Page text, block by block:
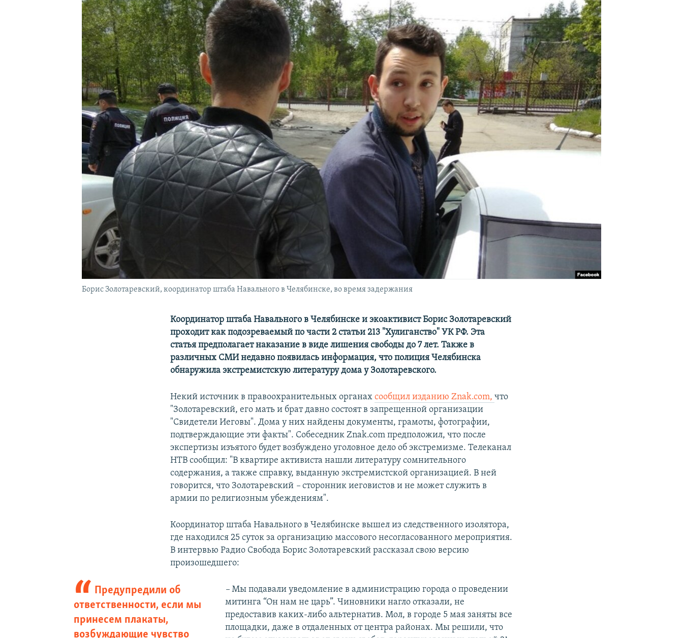
КРЫМ.НЕПОКОРЕННЫЙ
УКРАИНСКАЯ ПРОБЛЕМА КРЫМА
Борис Золотаревский, координатор штаба Навального в Челябинске, во время задержания
Координатор штаба Навального в Челябинске и экоактивист Борис Золотаревский
проходит как подозреваемый по части 2 статьи 213 "Хулиганство" УК РФ. Эта
статья предполагает наказание в виде лишения свободы до 7 лет. Также в
различных СМИ недавно появилась информация, что полиция Челябинска
обнаружила экстремистскую литературу дома у Золотаревского.
Некий источник в правоохранительных органахсообщил изданию Znak.com,что
"Золотаревский, его мать и брат давно состоят в запрещенной организации
"Свидетели Иеговы". Дома у них найдены документы, грамоты, фотографии,
подтверждающие эти факты". Собеседник Znak.com предположил, что после
экспертизы изъятого будет возбуждено уголовное дело об экстремизме. Телеканал
НТВ сообщил: "В квартире активиста нашли литературу сомнительного
содержания, а также справку, выданную экстремистской организацией. В ней
говорится, что Золотаревский –сторонник иеговистов и не может служить в
армии по религиозным убеждениям".
Координатор штаба Навального в Челябинске вышел из следственного изолятора,
где находился 25 суток за организацию массового несогласованного мероприятия.
В интервью Радио Свобода Борис Золотаревский рассказал свою версию
произошедшего:
Предупредили об
ответственности, если мы
принесем плакаты,
возбуждающие чувство
– Мы подавали уведомление в администрацию города о проведении
митинга “Он нам не царь”. Чиновники нагло отказали, не
предоставив каких-либо альтернатив. Мол, в городе 5 мая заняты все
площадки, даже в отдаленных от центра районах. Мы решили, что